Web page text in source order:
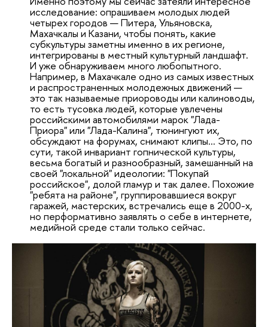
исследование: опрашиваем молодых людей
четырех городов — Питера, Ульяновска,
Махачкалы и Казани, чтобы понять, какие
субкультуры заметны именно в их регионе,
интегрированы в местный культурный ландшафт.
И уже обнаруживаем много любопытного.
Например, в Махачкале одно из самых известных
и распространенных молодежных движений —
это так называемые приороводы или калиноводы,
то есть тусовка людей, которые увлечены
российскими автомобилями марок "Лада-
Приора" или "Лада-Калина", тюнингуют их,
обсуждают на форумах, снимают клипы... Это, по
сути, такой инвариант гопнической культуры,
весьма богатый и разнообразный, замешанный на
своей "локальной" идеологии: "Покупай
российское", долой гламур и так далее. Похожие
"ребята на районе", группировавшиеся вокруг
гаражей, мастерских, встречались еще в 2000-х,
но перформативно заявлять о себе в интернете,
медийной среде стали только сейчас.